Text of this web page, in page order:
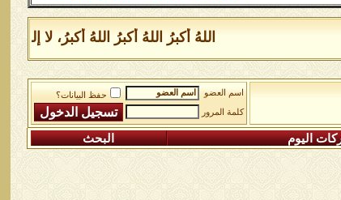
اللهُ أكبرُ اللهُ أكبرُ اللهُ أكبرُ، لا إلهَ إلَّا
اسم العضو
حفظ البيانات؟
كلمة المرور
اليوم البحث